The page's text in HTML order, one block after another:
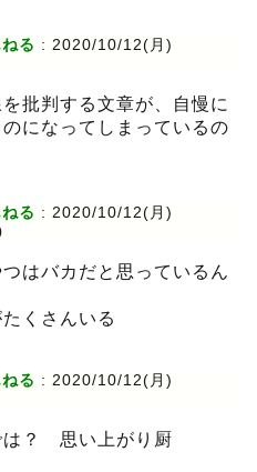
る : 2020/10/12(月)
批判する文章が、自慢に
になってしまっているの
る : 2020/10/12(月)
はバカだと思っているん
くさんいる
る : 2020/10/12(月)
は？ 思い上がり厨